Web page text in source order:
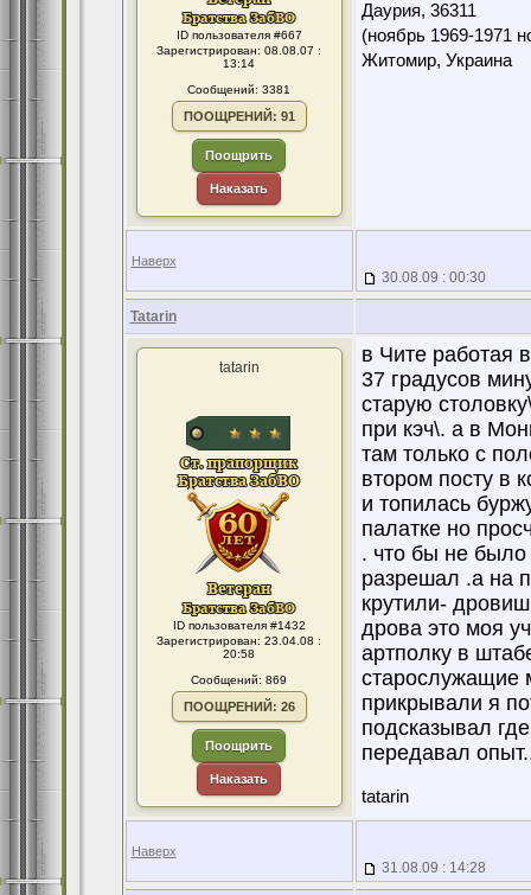
ID пользователя #667
Зарегистрирован: 08.08.07 :
13:14
Сообщений: 3381
ПООЩРЕНИЙ: 91
Поощрить
Наказать
Даурия, 36311
(ноябрь 1969-1971
Житомир, Украина
Наверх
30.08.09 : 00:30
Tatarin
tatarin
ID пользователя #1432
Зарегистрирован: 23.04.08 :
20:58
Сообщений: 869
ПООЩРЕНИЙ: 26
Поощрить
Наказать
в Чите работая
37 градусов
старую
при кэч\. а в
там только с
втором посту в
и топилась
палатке но
. что бы не было
разрешал .а на
крутили-
дрова это моя
артполку в
старослужащие
прикрывали я
подсказывал
передавал
tatarin
Наверх
31.08.09 : 14:28